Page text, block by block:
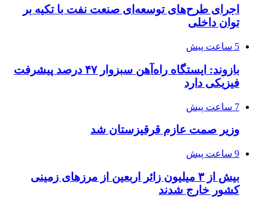
اجرای طرح‌های توسعه‌ای صنعت نفت با تکیه بر
توان داخلی
5 ساعت پیش
بازوند: ایستگاه راه‌آهن سبزوار ۴۷ درصد پیشرفت
فیزیکی دارد
7 ساعت پیش
وزیر صمت عازم قرقیزستان شد
9 ساعت پیش
بیش از ۳ میلیون زائر اربعین از مرزهای زمینی
کشور خارج شدند